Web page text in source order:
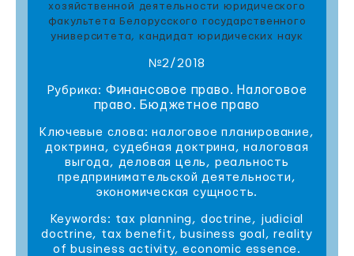
хозяйственной деятельности юридического
факультета Белорусского государственного
университета, кандидат юридических наук
№2/2018
Рубрика: Финансовое право. Налоговое
право. Бюджетное право
Ключевые слова: налоговое планирование,
доктрина, судебная доктрина, налоговая
выгода, деловая цель, реальность
предпринимательской деятельности,
экономическая сущность.
Keywords: tax planning, doctrine, judicial
doctrine, tax benefit, business goal, reality
of business activity, economic essence.